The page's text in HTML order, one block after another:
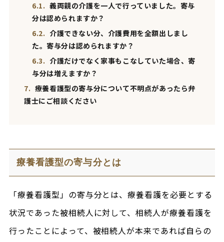
6.1. 義両親の介護を一人で行っていました。寄与
分は認められますか？
6.2. 介護できない分、介護費用を全額出しまし
た。寄与分は認められますか？
6.3. 介護だけでなく家事もこなしていた場合、寄
与分は増えますか？
7. 療養看護型の寄与分について不明点があったら弁
護士にご相談ください
療養看護型の寄与分とは
「療養看護型」の寄与分とは、療養看護を必要とする
状況であった被相続人に対して、相続人が療養看護を
行ったことによって、被相続人が本来であれば自らの